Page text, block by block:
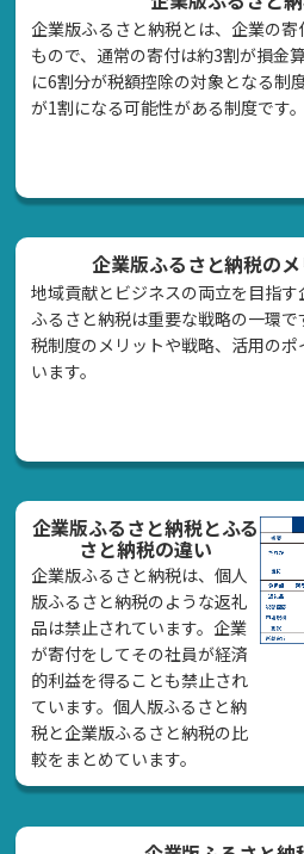
企業版ふるさと納税とは、企業の
もので、通常の寄付は約3割が損金
に6割分が税額控除の対象となる制
が1割になる可能性がある制度です。
企業版ふるさと納税の
地域貢献とビジネスの両立を目指
ふるさと納税は重要な戦略の一環
税制度のメリットや戦略、活用の
います。
企業版ふるさと納税とふる
さと納税の違い
企業版ふるさと納税は、個人
版ふるさと納税のような返礼
品は禁止されています。企業
が寄付をしてその社員が経済
的利益を得ることも禁止され
ています。個人版ふるさと納
税と企業版ふるさと納税の比
較をまとめています。